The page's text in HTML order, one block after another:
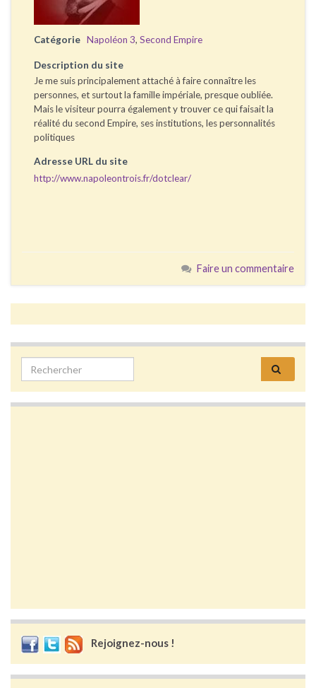
Catégorie Napoléon 3, Second Empire
Description du site
Je me suis principalement attaché à faire connaître les
personnes, et surtout la famille impériale, presque oubliée.
Mais le visiteur pourra également y trouver ce qui faisait la
réalité du second Empire, ses institutions, les personnalités
politiques
Adresse URL du site
http://www.napoleontrois.fr/dotclear/
Faire un commentaire
Search for:
Rejoignez-nous !